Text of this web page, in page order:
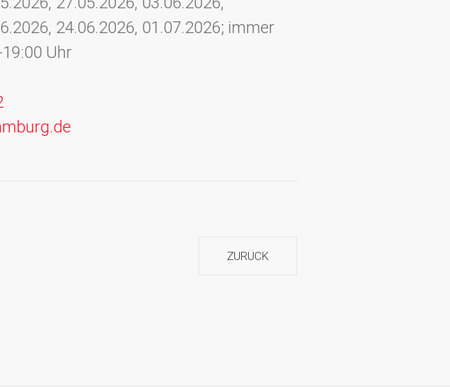
24.06.2026, 01.07.2026; immer
Uhr
ZURÜCK